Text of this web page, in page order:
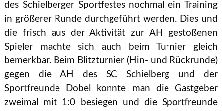
des Schielberger Sportfestes nochmal ein Training
in größerer Runde durchgeführt werden. Dies und
die frisch aus der Aktivität zur AH gestoßenen
Spieler machte sich auch beim Turnier gleich
bemerkbar. Beim Blitzturnier (Hin- und Rückrunde)
gegen die AH des SC Schielberg und der
Sportfreunde Dobel konnte man die Gastgeber
zweimal mit 1:0 besiegen und die Sportfreunde